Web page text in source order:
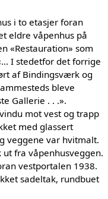
i to etasjer foran
eldre våpenhus på
«Restauration» som
I stedetfor det forrige
af Bindingsværk og
bleve
Gallerie . . .».
mot vest og trapp
med glassert
veggene var hvitmalt.
fra våpenhusveggen.
vestportalen 1938.
sadeltak, rundbuet